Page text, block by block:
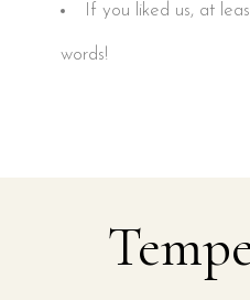
If you liked us, at
words!